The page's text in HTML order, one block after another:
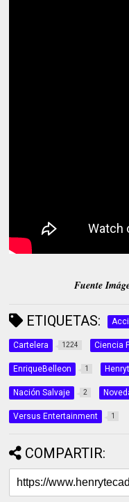
Fuente
ETIQUETAS:
Cartelera 1224 Ciencia
EnriqueBelleon 1
Nación Salvaje 2
Versus Entertainment 1
COMPARTIR: